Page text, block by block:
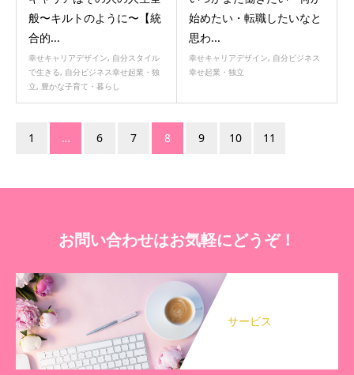
般〜キルトのように〜【統
合的...
幸せキャリアデザイン, 自分スタイル
で生きる, 自分ビジネス幸せ起業・独
立, 豊かな子育て・暮らし
始めたい・転職したいなと
思わ...
幸せキャリアデザイン, 自分ビジネス
幸せ起業・独立
1 … 6 7 8 9 10 11
お問い合わせはお気軽にどうぞ！
サービス